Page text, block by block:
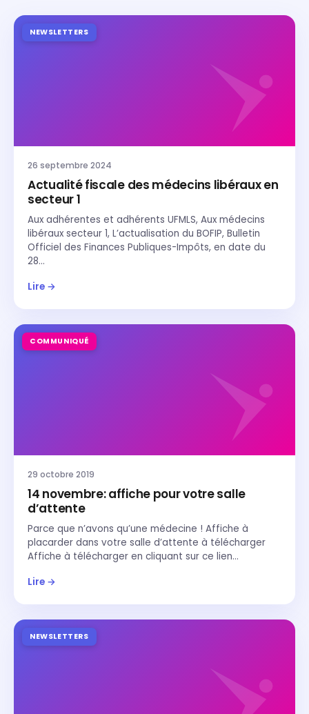
NEWSLETTERS
26 septembre 2024
Actualité fiscale des médecins libéraux en
secteur 1
Aux adhérentes et adhérents UFMLS, Aux médecins
libéraux secteur 1, L’actualisation du BOFIP, Bulletin
Officiel des Finances Publiques-Impôts, en date du
28…
Lire →
COMMUNIQUÉ
29 octobre 2019
14 novembre: affiche pour votre salle
d’attente
Parce que n’avons qu’une médecine ! Affiche à
placarder dans votre salle d’attente à télécharger
Affiche à télécharger en cliquant sur ce lien…
Lire →
NEWSLETTERS